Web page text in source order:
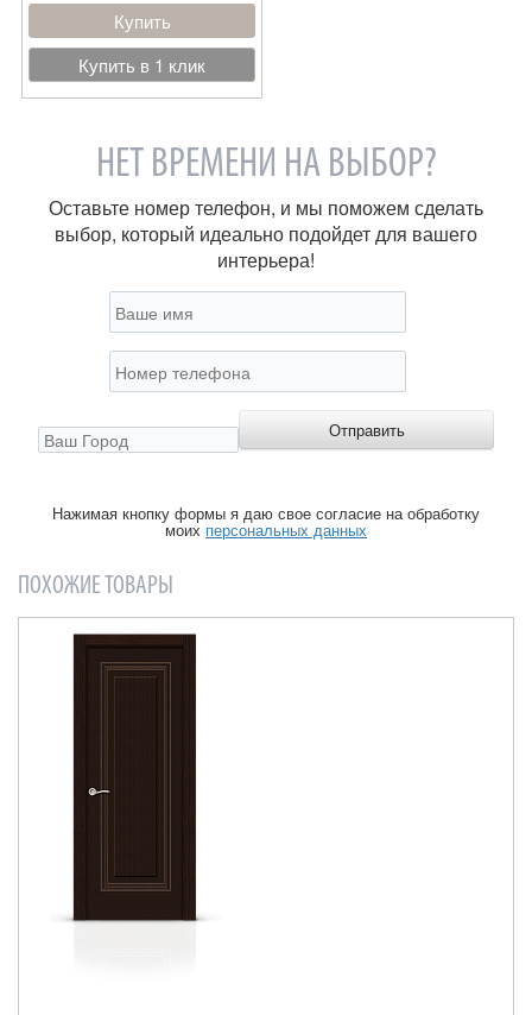
Купить
Купить в 1 клик
НЕТ ВРЕМЕНИ НА ВЫБОР?
Оставьте номер телефон, и мы поможем сделать
выбор, который идеально подойдет для вашего
интерьера!
Нажимая кнопку формы я даю свое согласие на обработку
моих персональных данных
ПОХОЖИЕ ТОВАРЫ